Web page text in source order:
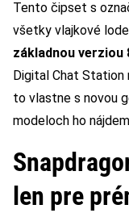
Tento čipset s
všetky vlajkové
základnou verziou
Digital Chat Station
to vlastne s novou
modeloch ho
len pre